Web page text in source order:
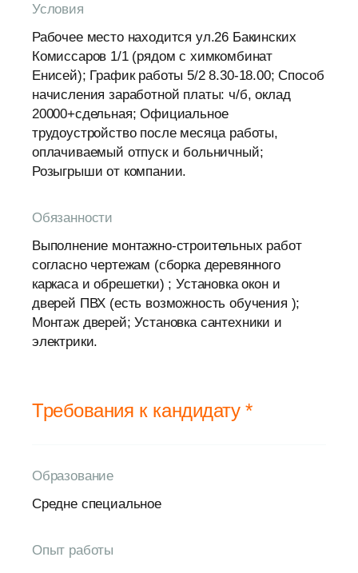
Условия
Рабочее место находится ул.26 Бакинских
Комиссаров 1/1 (рядом с химкомбинат
Енисей); График работы 5/2 8.30-18.00; Способ
начисления заработной платы: ч/б, оклад
20000+сдельная; Официальное
трудоустройство после месяца работы,
оплачиваемый отпуск и больничный;
Розыгрыши от компании.
Обязанности
Выполнение монтажно-строительных работ
согласно чертежам (сборка деревянного
каркаса и обрешетки) ; Установка окон и
дверей ПВХ (есть возможность обучения );
Монтаж дверей; Установка сантехники и
электрики.
Требования к кандидату *
Образование
Средне специальное
Опыт работы